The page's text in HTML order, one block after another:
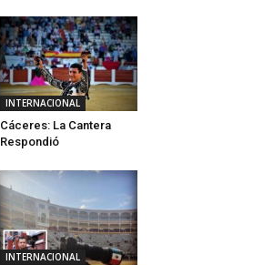
INTERNACIONAL
Cáceres: La Cantera
Respondió
INTERNACIONAL